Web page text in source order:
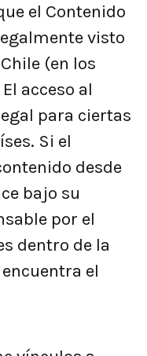
el Contenido
visto
(en los
acceso al
para ciertas
Si el
desde
bajo su
por el
dentro de la
el